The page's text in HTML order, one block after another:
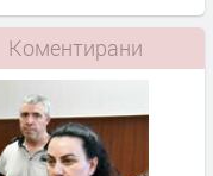
Коментирани